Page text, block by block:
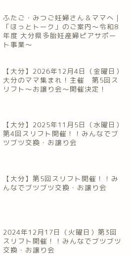
ふたご・みつご妊婦さん＆ママへ｜
「ほっとトーク」のご案内～令和8
年度 大分県多胎妊産婦ピアサポー
ト事業～
【大分】2026年12月4日（金曜日）
大分のママ集まれ！主催 第5回ス
リフト〜お譲り会〜開催決定！
【大分】2025年11月5日（水曜日）
第4回スリフト開催！！みんなでブ
ツブツ交換・お譲り会
【大分】第5回スリフト開催！！み
んなでブツブツ交換・お譲り会
2024年12月17日（火曜日）第3回
スリフト開催！！みんなでブツブツ
交換・お譲り会